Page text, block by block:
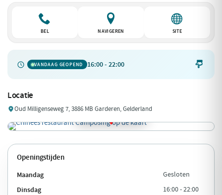
BEL NAVIGEREN SITE
VANDAAG GEOPEND 16:00 - 22:00 
Locatie
Oud Milligenseweg 7, 3886 MB Garderen, Gelderland
Openingstijden
Maandag Gesloten
Dinsdag 16:00 - 22:00